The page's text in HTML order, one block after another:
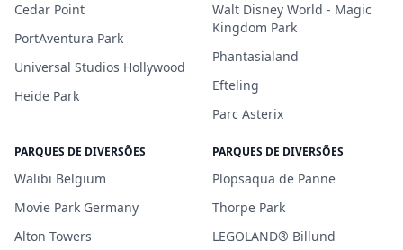
Cedar Point
PortAventura Park
Universal Studios Hollywood
Heide Park
Walt Disney World - Magic
Kingdom Park
Phantasialand
Efteling
Parc Asterix
PARQUES DE DIVERSÕES
Walibi Belgium
Movie Park Germany
Alton Towers
PARQUES DE DIVERSÕES
Plopsaqua de Panne
Thorpe Park
LEGOLAND® Billund